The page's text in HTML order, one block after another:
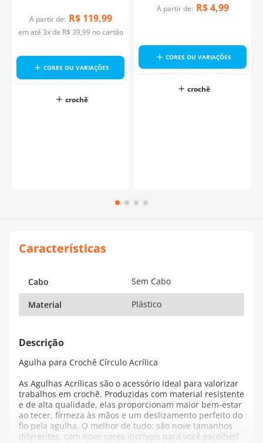
A partir de: R$ 119,99
em até 3x de R$ 39,99 no cartão
CORES OU VARIAÇÕES
crochê
A partir de: R$ 4,99
CORES OU VARIAÇÕES
crochê
Cabo Sem Cabo
Material Plástico
Agulha para Crochê Círculo Acrílica
As Agulhas Acrílicas são o acessório ideal para valorizar
trabalhos em crochê. Produzidas com material resistente
e de alta qualidade, elas proporcionam maior bem-estar
ao tecer, firmeza às mãos e um deslizamento perfeito do
fio pela agulha. O melhor de tudo: são nove tamanhos
diferentes, com nove cores incríveis para você escolher!